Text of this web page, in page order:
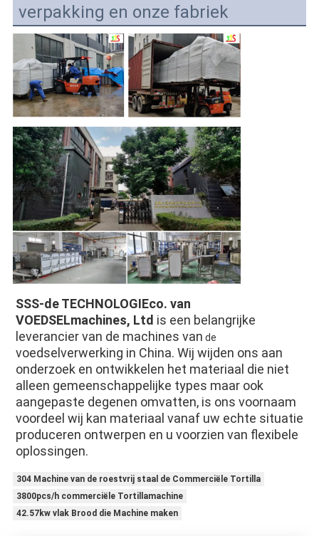
verpakking en onze fabriek
SSS-de TECHNOLOGIEco. van
VOEDSELmachines, Ltd is een belangrijke
leverancier van de machines van
voedselverwerking in China. Wij wijden ons aan
onderzoek en ontwikkelen het materiaal die niet
alleen gemeenschappelijke types maar ook
aangepaste degenen omvatten, is ons voornaam
voordeel wij kan materiaal vanaf uw echte situatie
produceren ontwerpen en u voorzien van flexibele
oplossingen.
304 Machine van de roestvrij staal de Commerciële Tortilla
3800pcs/h commerciële Tortillamachine
42.57kw vlak Brood die Machine maken